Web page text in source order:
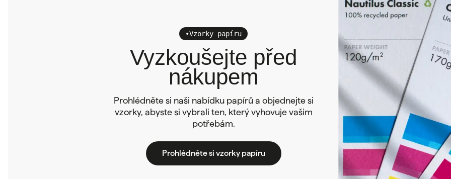
•Vzorky papíru
Vyzkoušejte před
nákupem
Prohlédněte si naši nabídku papírů a objednejte si
vzorky, abyste si vybrali ten, který vyhovuje vašim
potřebám.
Prohlédněte si vzorky papíru